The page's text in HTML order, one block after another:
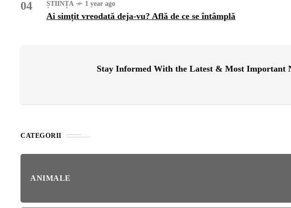
04 ȘTIINȚA 1 year ago
Ai simțit vreodată deja-vu? Află de ce se întâmplă
Stay Informed With the Latest & Most Important
CATEGORII
ANIMALE
Barajul Trei Defileuri a
BLOG 2 years ago
bune seriale